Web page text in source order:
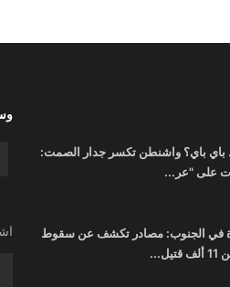
باي باي؟ واشنطن تكسر جدار الصمت:
على "عر...
في الجنوب: مصادر تكشف عن سقوط